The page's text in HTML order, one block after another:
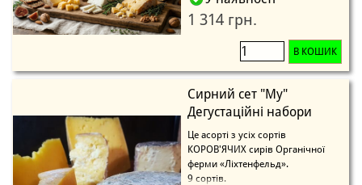
1 314 грн.
В КОШИК
Сирний сет "Му"
Дегустаційні набори
Це асорті з усіх сортів
КОРОВ'ЯЧИХ сирів Органічної
ферми «Ліхтенфельд».
9 сортів.